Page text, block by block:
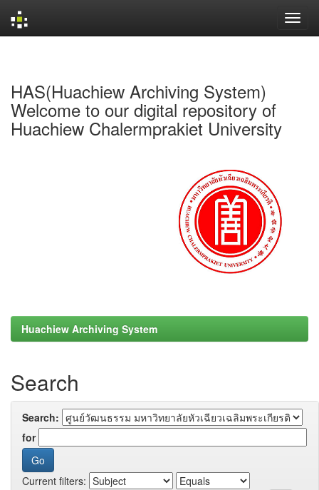
HAS(Huachiew Archiving System)
Welcome to our digital repository of
Huachiew Chalermprakiet University
Huachiew Archiving System
Search
Search:
for
Current filters: